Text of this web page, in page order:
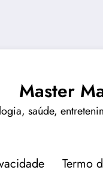
Master
saúde,
Termo